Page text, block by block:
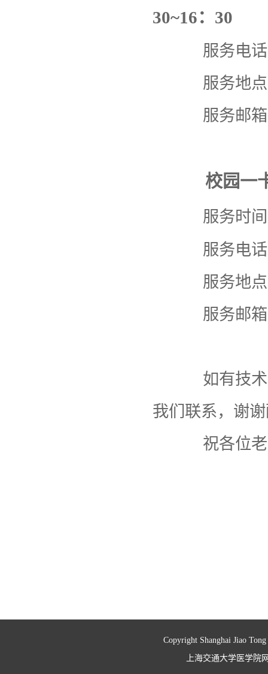
30~16：30
服务电话
服务地点
服务邮箱
校园一卡
服务时间
服务电话
服务地点
服务邮箱
如有技术
我们联系，谢
祝各位老
Copyright Shanghai Jiao
上海交通大学医学院